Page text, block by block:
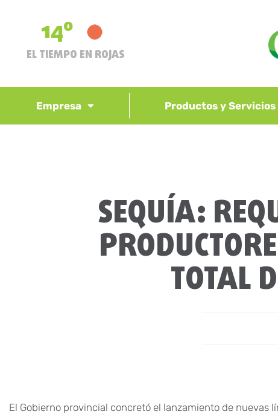
14º
EL TIEMPO EN ROJAS
Empresa Productos y Servicios
SEQUÍA:
TOTAL
El Gobierno provincial concretó el lanzamiento de nuevas